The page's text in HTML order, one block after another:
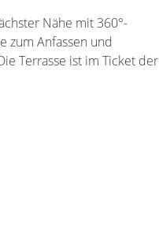
Nähe mit 360°-
zum Anfassen und
Terrasse ist im Ticket der